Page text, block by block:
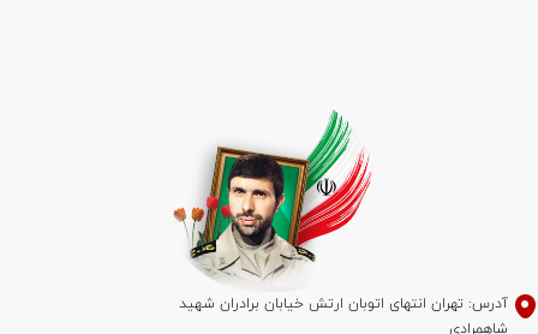
آدرس: تهران انتهای اتوبان ارتش خیابان برادران شهید
شاهمرادی